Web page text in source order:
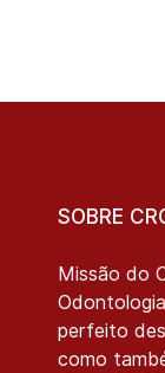
SOBRE
Missão do
perfeito
como